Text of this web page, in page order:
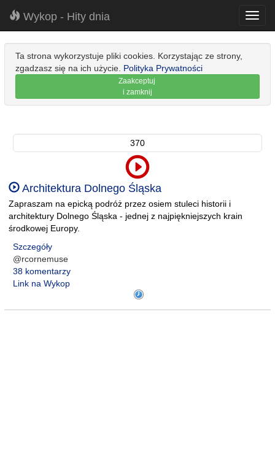
Wykop - Hity dnia
Ta strona wykorzystuje pliki cookies. Korzystając ze strony,
zgadzasz się na ich użycie. Polityka Prywatności
Zaakceptuj
i zamknij
370
Architektura Dolnego Śląska
Zapraszam na epicką podróż przez osiem stuleci historii i
architektury Dolnego Śląska - jednej z najpiękniejszych krain
środkowej Europy.
Szczegóły
@rcornemuse
38 komentarzy
Link na Wykop